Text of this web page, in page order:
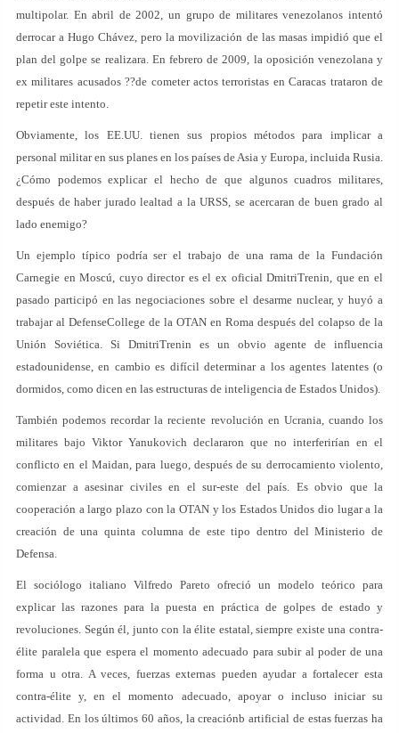
multipolar. En abril de 2002, un grupo de militares venezolanos intentó
derrocar a Hugo Chávez, pero la movilización de las masas impidió que el
plan del golpe se realizara. En febrero de 2009, la oposición venezolana y
ex militares acusados ??de cometer actos terroristas en Caracas trataron de
repetir este intento.
Obviamente, los EE.UU. tienen sus propios métodos para implicar a
personal militar en sus planes en los países de Asia y Europa, incluida Rusia.
¿Cómo podemos explicar el hecho de que algunos cuadros militares,
después de haber jurado lealtad a la URSS, se acercaran de buen grado al
lado enemigo?
Un ejemplo típico podría ser el trabajo de una rama de la Fundación
Carnegie en Moscú, cuyo director es el ex oficial DmitriTrenin, que en el
pasado participó en las negociaciones sobre el desarme nuclear, y huyó a
trabajar al DefenseCollege de la OTAN en Roma después del colapso de la
Unión Soviética. Si DmitriTrenin es un obvio agente de influencia
estadounidense, en cambio es difícil determinar a los agentes latentes (o
dormidos, como dicen en las estructuras de inteligencia de Estados Unidos).
También podemos recordar la reciente revolución en Ucrania, cuando los
militares bajo Viktor Yanukovich declararon que no interferirían en el
conflicto en el Maidan, para luego, después de su derrocamiento violento,
comienzar a asesinar civiles en el sur-este del país. Es obvio que la
cooperación a largo plazo con la OTAN y los Estados Unidos dio lugar a la
creación de una quinta columna de este tipo dentro del Ministerio de
Defensa.
El sociólogo italiano Vilfredo Pareto ofreció un modelo teórico para
explicar las razones para la puesta en práctica de golpes de estado y
revoluciones. Según él, junto con la élite estatal, siempre existe una contra-
élite paralela que espera el momento adecuado para subir al poder de una
forma u otra. A veces, fuerzas externas pueden ayudar a fortalecer esta
contra-élite y, en el momento adecuado, apoyar o incluso iniciar su
actividad. En los últimos 60 años, la creaciónb artificial de estas fuerzas ha